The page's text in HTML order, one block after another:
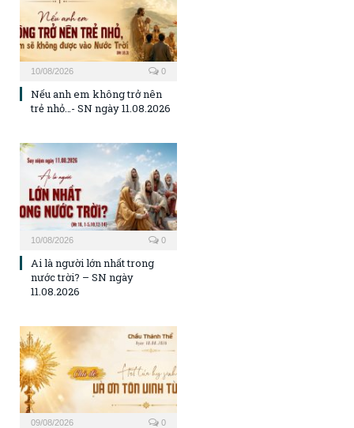
10/08/2026 0
Nếu anh em không trở nên
trẻ nhỏ…- SN ngày 11.08.2026
10/08/2026 0
Ai là người lớn nhất trong
nước trời? – SN ngày
11.08.2026
09/08/2026 0